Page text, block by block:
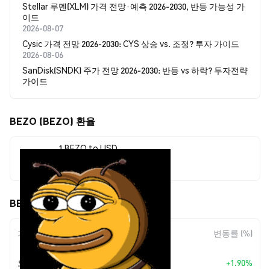
Stellar 루멘(XLM) 가격 전망·예측 2026-2030, 반등 가능성 가
이드
2026-08-07
Cysic 가격 전망 2026-2030: CYS 상승 vs. 조정? 투자 가이드
2026-08-06
SanDisk(SNDK) 주가 전망 2026-2030: 반등 vs 하락? 투자전략
가이드
BEZO (BEZO) 환율
1 BEZO to USD
$0.00000239
BEZO (BEZO) 가격 움직임
기간 변동 폭 변동률 (%)
오늘 $0.074456 +1.90%